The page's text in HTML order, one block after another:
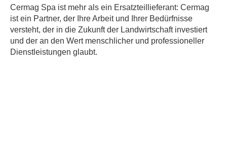
Cermag Spa ist mehr als ein Ersatzteillieferant: Cermag
ist ein Partner, der Ihre Arbeit und Ihrer Bedürfnisse
versteht, der in die Zukunft der Landwirtschaft investiert
und der an den Wert menschlicher und professioneller
Dienstleistungen glaubt.